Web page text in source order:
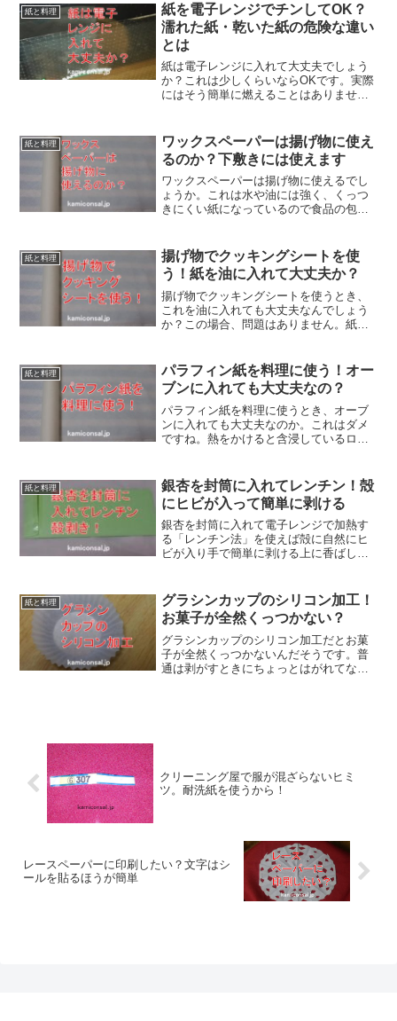
紙と料理
紙を電子レンジでチンしてOK？
濡れた紙・乾いた紙の危険な違い
とは
紙は電子レンジに入れて大丈夫でしょう
か？これは少しくらいならOKです。実際
にはそう簡単に燃えることはありませ
けて温めています。普通、紙は電子レン
ジに入れても発火はしないのです。
紙と料理
ワックスペーパーは揚げ物に使え
るのか？下敷きには使えます
ワックスペーパーは揚げ物に使えるでし
ょうか。これは水や油には強く、くっつ
きにくい紙になっているので食品の包装
で使うことはできません。ワックスペー
パーを揚げ物に使うなら下敷です。
紙と料理
揚げ物でクッキングシートを使
う！紙を油に入れて大丈夫か？
揚げ物でクッキングシートを使うとき、
これを油に入れても大丈夫なんでしょう
か？この場合、問題はありません。紙が
揚げ物でクッキングシートを使っている
レシピは色々あるようです。
紙と料理
パラフィン紙を料理に使う！オー
ブンに入れても大丈夫なの？
パラフィン紙を料理に使うとき、オーブ
ンに入れても大丈夫なのか。これはダメ
ですね。熱をかけると含浸しているロウ
使えます。加熱するときは、パラフィン
紙を料理に使わない方がいいです。
紙と料理
銀杏を封筒に入れてレンチン！殻
にヒビが入って簡単に剥ける
銀杏を封筒に入れて電子レンジで加熱す
る「レンチン法」を使えば殻に自然にヒ
ビが入り手で簡単に剥ける上に香ばしい
分30秒-2分が目安。銀杏を封筒に入れて
殻剥作業で楽しましょう！
紙と料理
グラシンカップのシリコン加工！
お菓子が全然くっつかない？
グラシンカップのシリコン加工だとお菓
子が全然くっつかないんだそうです。普
通は剥がすときにちょっとはがれてなん
クリーニング屋で服が混ざらないヒミ
ツ。耐洗紙を使うから！
レースペーパーに印刷したい？文字はシ
ールを貼るほうが簡単